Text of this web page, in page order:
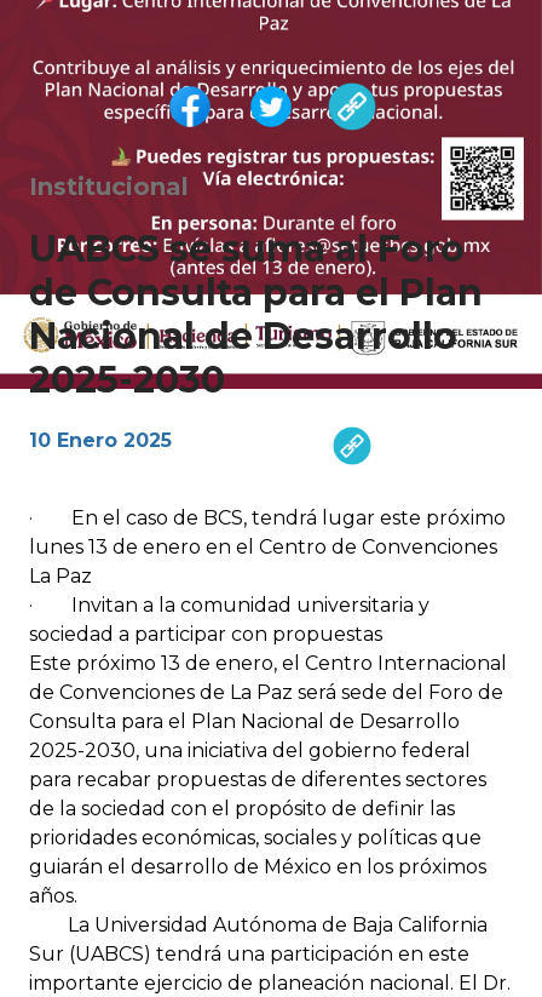
Institucional
UABCS se suma al Foro
de Consulta para el Plan
Nacional de Desarrollo
2025-2030
10 Enero 2025
· En el caso de BCS, tendrá lugar este próximo
lunes 13 de enero en el Centro de Convenciones
La Paz
· Invitan a la comunidad universitaria y
sociedad a participar con propuestas
Este próximo 13 de enero, el Centro Internacional
de Convenciones de La Paz será sede del Foro de
Consulta para el Plan Nacional de Desarrollo
2025-2030, una iniciativa del gobierno federal
para recabar propuestas de diferentes sectores
de la sociedad con el propósito de definir las
prioridades económicas, sociales y políticas que
guiarán el desarrollo de México en los próximos
años.
La Universidad Autónoma de Baja California
Sur (UABCS) tendrá una participación en este
importante ejercicio de planeación nacional. El Dr.